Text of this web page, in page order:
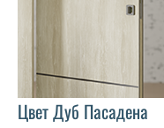
Цвет Дуб Пасадена